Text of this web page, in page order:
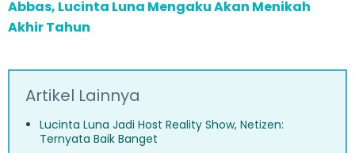
Abbas, Lucinta Luna Mengaku Akan Menikah
Akhir Tahun
Artikel Lainnya
Lucinta Luna Jadi Host Reality Show, Netizen:
Ternyata Baik Banget